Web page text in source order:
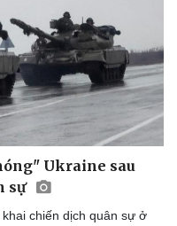
Ukraine sau
sự
chiến dịch quân sự ở